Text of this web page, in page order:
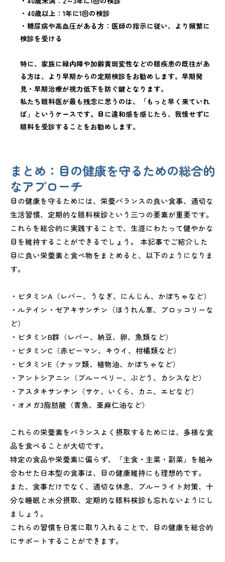
・40歳以上：1年に1回の検診
・糖尿病や高血圧がある方：医師の指示に従い、より頻繁に
検診を受ける
特に、家族に緑内障や加齢黄斑変性などの眼疾患の既往があ
る方は、より早期からの定期検診をお勧めします。早期発
見・早期治療が視力低下を防ぐ鍵となります。
私たち眼科医が最も残念に思うのは、「もっと早く来ていれ
ば」というケースです。目に違和感を感じたら、我慢せずに
眼科を受診することをお勧めします。
まとめ：目の健康を守るための総合的
なアプローチ
目の健康を守るためには、栄養バランスの良い食事、適切な
生活習慣、定期的な眼科検診という三つの要素が重要です。
これらを総合的に実践することで、生涯にわたって健やかな
目を維持することができるでしょう。 本記事でご紹介した
目に良い栄養素と食べ物をまとめると、以下のようになりま
す。
・ビタミンA（レバー、うなぎ、にんじん、かぼちゃなど）
・ルテイン・ゼアキサンチン（ほうれん草、ブロッコリーな
ど）
・ビタミンB群（レバー、納豆、卵、魚類など）
・ビタミンC（赤ピーマン、キウイ、柑橘類など）
・ビタミンE（ナッツ類、植物油、かぼちゃなど）
・アントシアニン（ブルーベリー、ぶどう、カシスなど）
・アスタキサンチン（サケ、いくら、カニ、エビなど）
・オメガ3脂肪酸（青魚、亜麻仁油など）
これらの栄養素をバランスよく摂取するためには、多様な食
品を食べることが大切です。
特定の食品や栄養素に偏らず、「主食・主菜・副菜」を組み
合わせた日本型の食事は、目の健康維持にも理想的です。
また、食事だけでなく、適切な休息、ブルーライト対策、十
分な睡眠と水分摂取、定期的な眼科検診も忘れないようにし
ましょう。
これらの習慣を日常に取り入れることで、目の健康を総合的
にサポートすることができます。